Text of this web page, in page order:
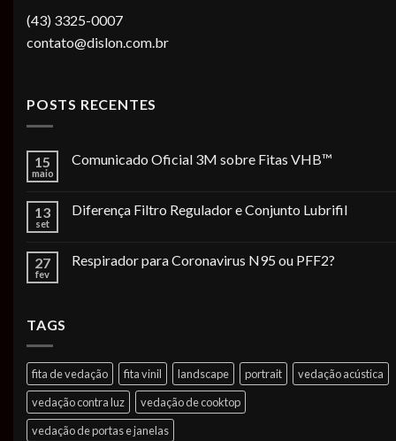
(43) 3325-0007
contato@dislon.com.br
POSTS RECENTES
15
maio
Comunicado Oficial 3M sobre Fitas VHB™
13
set
Diferença Filtro Regulador e Conjunto Lubrifil
27
fev
Respirador para Coronavirus N95 ou PFF2?
TAGS
fita de vedação fita vinil landscape portrait
vedação acústica
vedação contra luz
vedação de cooktop
vedação de portas e janelas